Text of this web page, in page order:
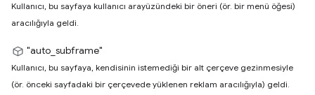
Kullanıcı, bu sayfaya kullanıcı arayüzündeki bir öneri (ör. bir menü öğesi)
aracılığıyla geldi.
"auto_subframe"
Kullanıcı, bu sayfaya, kendisinin istemediği bir alt çerçeve gezinmesiyle
(ör. önceki sayfadaki bir çerçevede yüklenen reklam aracılığıyla) geldi.